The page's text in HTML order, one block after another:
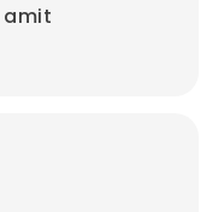
amit